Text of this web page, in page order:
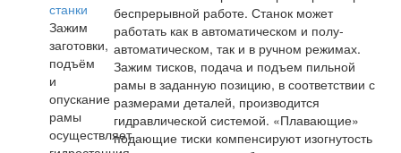
станки
Зажим
заготовки,
подъём
и
опускание
рамы
осуществляет
беспрерывной работе. Станок может
работать как в автоматическом и полу-
автоматическом, так и в ручном режимах.
Зажим тисков, подача и подъем пильной
рамы в заданную позицию, в соответствии с
размерами деталей, производится
гидравлической системой. «Плавающие»
подающие тиски компенсируют изогнутость